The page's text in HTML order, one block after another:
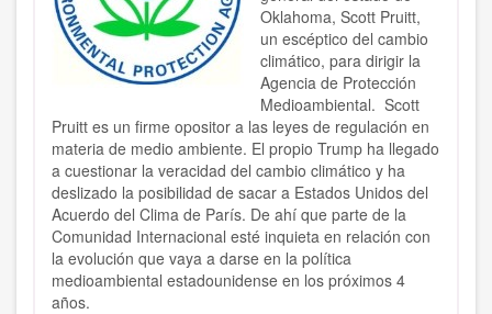
Oklahoma, Scott Pruitt,
un escéptico del cambio
climático, para dirigir la
Agencia de Protección
Medioambiental. Scott
Pruitt es un firme opositor a las leyes de regulación en
materia de medio ambiente. El propio Trump ha llegado
a cuestionar la veracidad del cambio climático y ha
deslizado la posibilidad de sacar a Estados Unidos del
Acuerdo del Clima de París. De ahí que parte de la
Comunidad Internacional esté inquieta en relación con
la evolución que vaya a darse en la política
medioambiental estadounidense en los próximos 4
años.